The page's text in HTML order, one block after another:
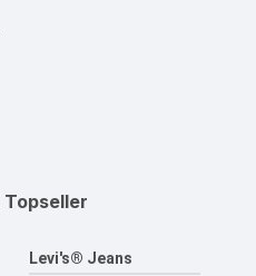
Topseller
Levi's® Jeans